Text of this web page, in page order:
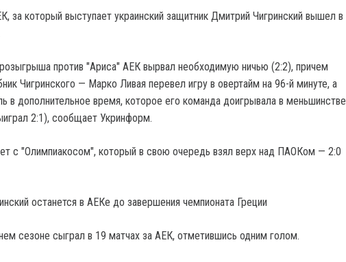
за который выступает украинский защитник Дмитрий Чигринский вышел в
против "Ариса" АЕК вырвал необходимую ничью (2:2), причем
Чигринского — Марко Ливая перевел игру в овертайм на 96-й минуте, а
в дополнительное время, которое его команда доигрывала в меньшинстве
2:1), сообщает Укринформ.
с "Олимпиакосом", который в свою очередь взял верх над ПАОКом — 2:0
останется в АЕКе до завершения чемпионата Греции
сезоне сыграл в 19 матчах за АЕК, отметившись одним голом.